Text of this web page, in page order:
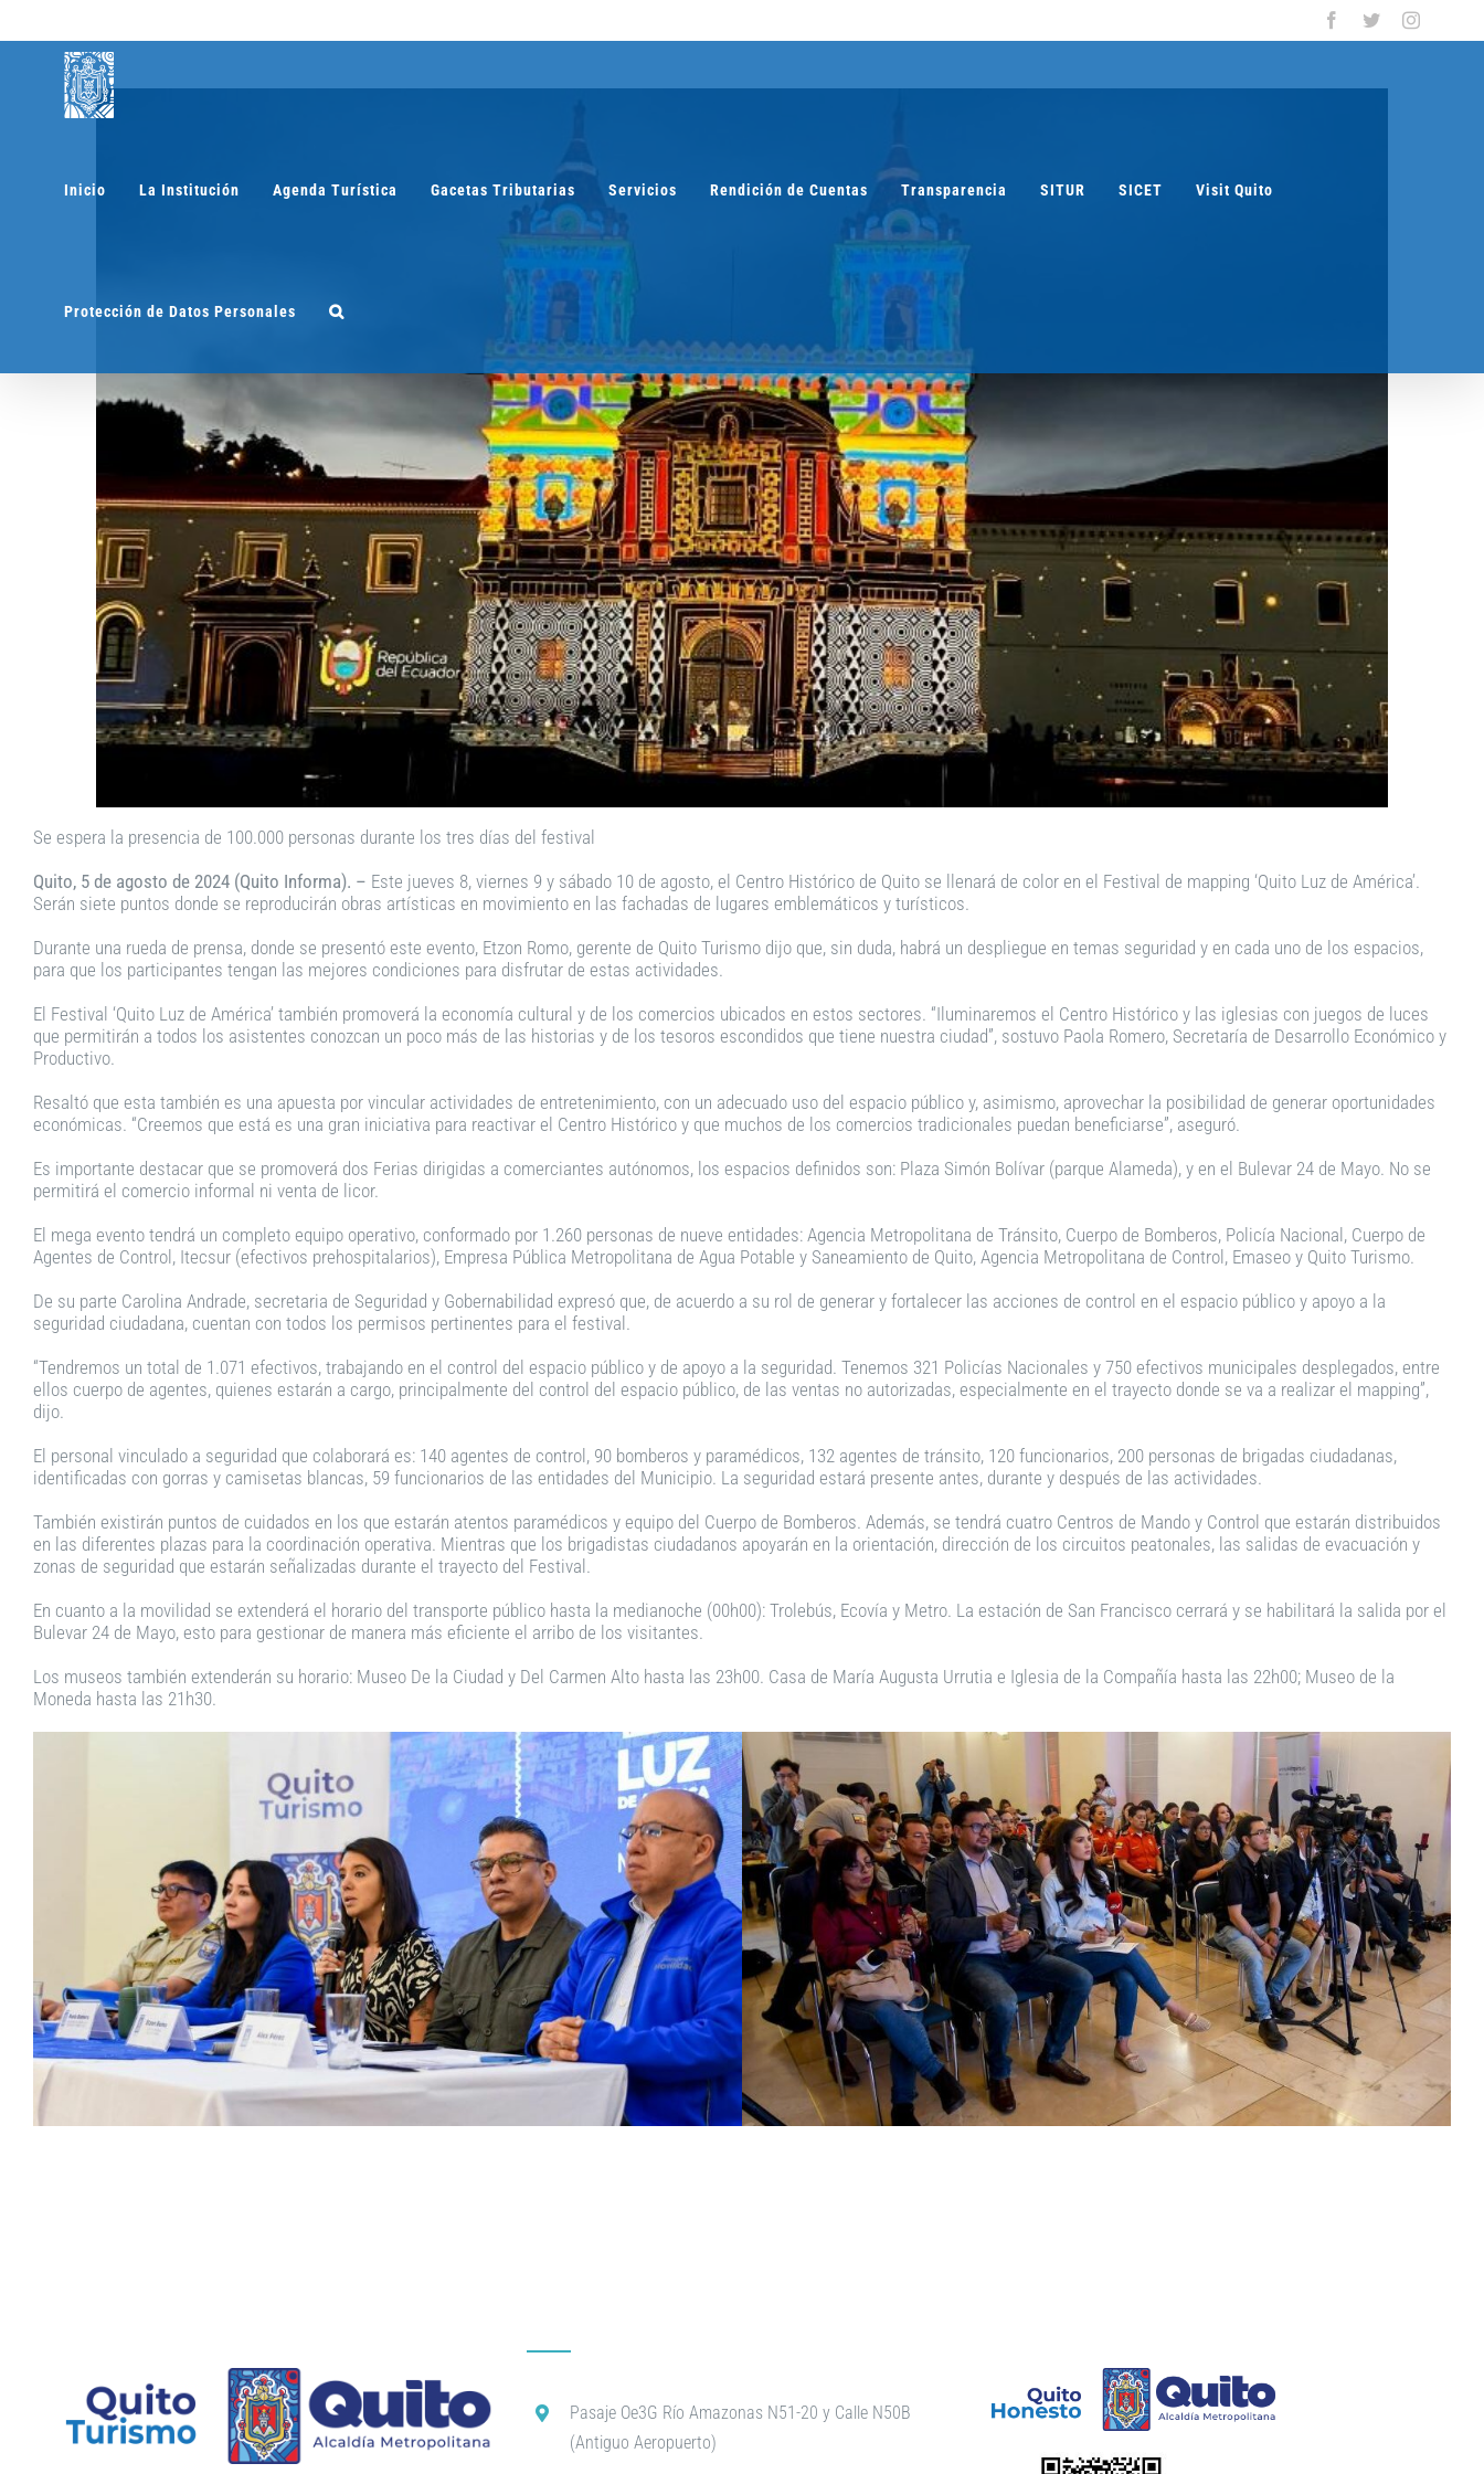
contenido
Facebook
Twitter
Inicio La Institución Agenda Turística Gacetas Tributarias Servicios Rendición de Cuentas Transparencia SITUR SICET Visit Quito
Protección de Datos Personales
Se espera la presencia de 100.000 personas durante los tres días del festival
Quito, 5 de agosto de 2024 (Quito Informa). – Este jueves 8, viernes 9 y sábado 10 de agosto, el Centro Histórico de Quito se llenará de color en el Festival de mapping ‘Quito Luz de América’.
Serán siete puntos donde se reproducirán obras artísticas en movimiento en las fachadas de lugares emblemáticos y turísticos.
Durante una rueda de prensa, donde se presentó este evento, Etzon Romo, gerente de Quito Turismo dijo que, sin duda, habrá un despliegue en temas seguridad y en cada uno de los espacios,
para que los participantes tengan las mejores condiciones para disfrutar de estas actividades.
El Festival ‘Quito Luz de América’ también promoverá la economía cultural y de los comercios ubicados en estos sectores. “Iluminaremos el Centro Histórico y las iglesias con juegos de luces
que permitirán a todos los asistentes conozcan un poco más de las historias y de los tesoros escondidos que tiene nuestra ciudad”, sostuvo Paola Romero, Secretaría de Desarrollo Económico y
Productivo.
Resaltó que esta también es una apuesta por vincular actividades de entretenimiento, con un adecuado uso del espacio público y, asimismo, aprovechar la posibilidad de generar oportunidades
económicas. “Creemos que está es una gran iniciativa para reactivar el Centro Histórico y que muchos de los comercios tradicionales puedan beneficiarse”, aseguró.
Es importante destacar que se promoverá dos Ferias dirigidas a comerciantes autónomos, los espacios definidos son: Plaza Simón Bolívar (parque Alameda), y en el Bulevar 24 de Mayo. No se
permitirá el comercio informal ni venta de licor.
El mega evento tendrá un completo equipo operativo, conformado por 1.260 personas de nueve entidades: Agencia Metropolitana de Tránsito, Cuerpo de Bomberos, Policía Nacional, Cuerpo de
Agentes de Control, Itecsur (efectivos prehospitalarios), Empresa Pública Metropolitana de Agua Potable y Saneamiento de Quito, Agencia Metropolitana de Control, Emaseo y Quito Turismo.
De su parte Carolina Andrade, secretaria de Seguridad y Gobernabilidad expresó que, de acuerdo a su rol de generar y fortalecer las acciones de control en el espacio público y apoyo a la
seguridad ciudadana, cuentan con todos los permisos pertinentes para el festival.
“Tendremos un total de 1.071 efectivos, trabajando en el control del espacio público y de apoyo a la seguridad. Tenemos 321 Policías Nacionales y 750 efectivos municipales desplegados, entre
ellos cuerpo de agentes, quienes estarán a cargo, principalmente del control del espacio público, de las ventas no autorizadas, especialmente en el trayecto donde se va a realizar el mapping”,
dijo.
El personal vinculado a seguridad que colaborará es: 140 agentes de control, 90 bomberos y paramédicos, 132 agentes de tránsito, 120 funcionarios, 200 personas de brigadas ciudadanas,
identificadas con gorras y camisetas blancas, 59 funcionarios de las entidades del Municipio. La seguridad estará presente antes, durante y después de las actividades.
También existirán puntos de cuidados en los que estarán atentos paramédicos y equipo del Cuerpo de Bomberos. Además, se tendrá cuatro Centros de Mando y Control que estarán distribuidos
en las diferentes plazas para la coordinación operativa. Mientras que los brigadistas ciudadanos apoyarán en la orientación, dirección de los circuitos peatonales, las salidas de evacuación y
zonas de seguridad que estarán señalizadas durante el trayecto del Festival.
En cuanto a la movilidad se extenderá el horario del transporte público hasta la medianoche (00h00): Trolebús, Ecovía y Metro. La estación de San Francisco cerrará y se habilitará la salida por el
Bulevar 24 de Mayo, esto para gestionar de manera más eficiente el arribo de los visitantes.
Los museos también extenderán su horario: Museo De la Ciudad y Del Carmen Alto hasta las 23h00. Casa de María Augusta Urrutia e Iglesia de la Compañía hasta las 22h00; Museo de la
Moneda hasta las 21h30.
Pasaje Oe3G Río Amazonas N51-20 y Calle N50B
(Antiguo Aeropuerto)